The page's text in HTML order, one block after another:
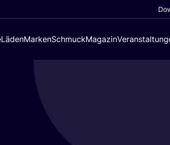
LädenMarkenSchmuckMagazin